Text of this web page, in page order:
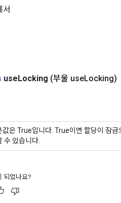
서
useLocking (부울 useLocking)
값은 True입니다. True이면 할당이 잠
수 있습니다.
되었나요?